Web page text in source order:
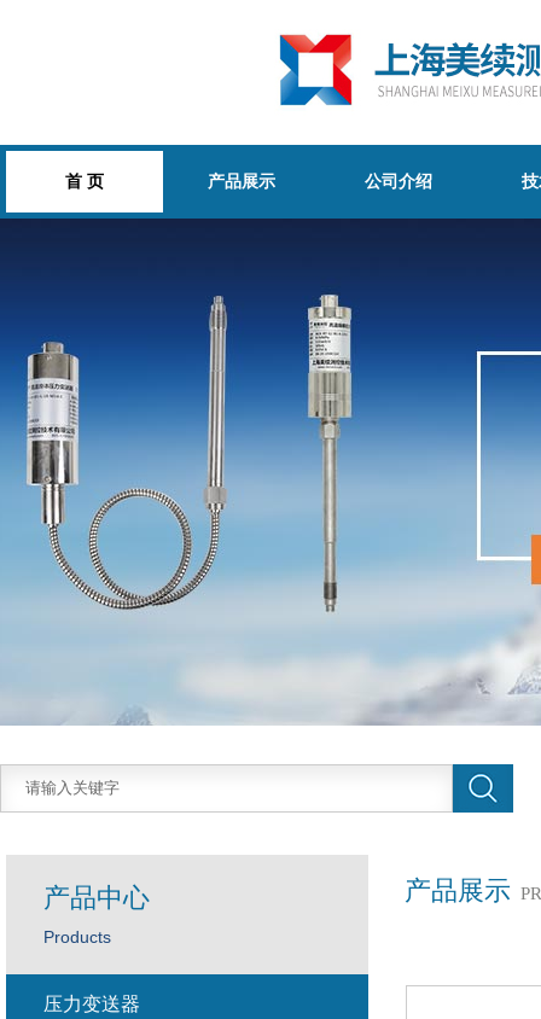
首 页 产品展示 公司介绍
产品展示
产品中心
Products
压力变送器